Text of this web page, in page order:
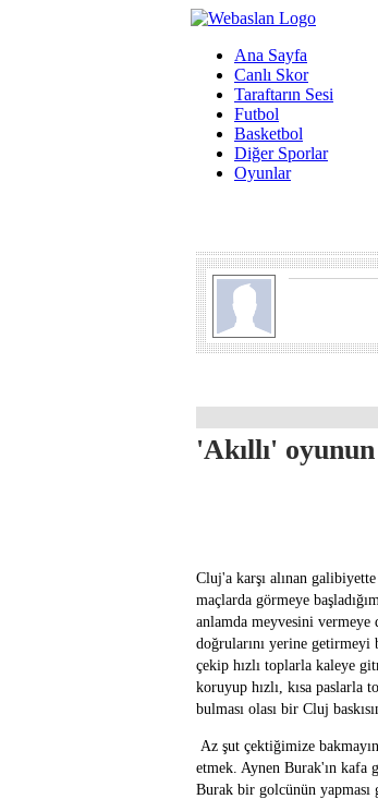
Ana Sayfa
Canlı Skor
Taraftarın Sesi
Futbol
Basketbol
Diğer Sporlar
Oyunlar
'Akıllı'
Cluj'a karşı alınan
maçlarda görmeye
anlamda meyvesini vermeye
doğrularını yerine getirmeyi
çekip hızlı toplarla kaleye
koruyup hızlı, kısa paslarla
bulması olası bir Cluj
Az şut çektiğimize
etmek. Aynen Burak'ın kafa
Burak bir golcünün